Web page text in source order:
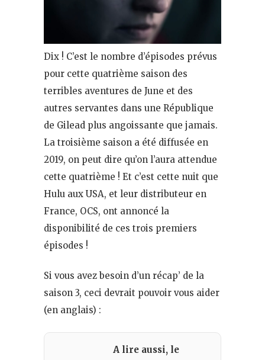
Dix ! C’est le nombre d’épisodes prévus
pour cette quatrième saison des
terribles aventures de June et des
autres servantes dans une République
de Gilead plus angoissante que jamais.
La troisième saison a été diffusée en
2019, on peut dire qu’on l’aura attendue
cette quatrième ! Et c’est cette nuit que
Hulu aux USA, et leur distributeur en
France, OCS, ont annoncé la
disponibilité de ces trois premiers
épisodes !
Si vous avez besoin d’un récap’ de la
saison 3, ceci devrait pouvoir vous aider
(en anglais) :
A lire aussi, le